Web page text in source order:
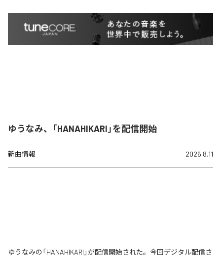
ゆうなみ、「HANAHIKARI」を配信開始
新曲情報 2026.8.11
ゆうなみの「HANAHIKARI」が配信開始された。今回デジタル配信さ